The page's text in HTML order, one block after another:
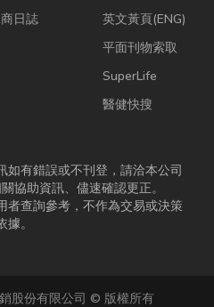
日誌
英文黃頁(ENG)
平面刊物索取
SuperLife
醫健快搜
如有錯誤或不刊登，請洽本公司
協助資訊、儘速確認更正。
者查詢參考，不作為交易或決策
據。
股份有限公司 © 版權所有